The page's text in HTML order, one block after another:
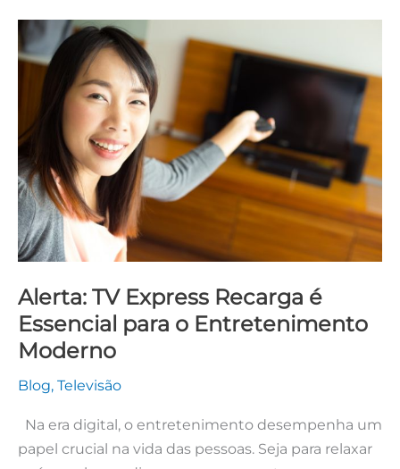
Alerta: TV Express Recarga é
Essencial para o Entretenimento
Moderno
Blog, Televisão
Na era digital, o entretenimento desempenha um
papel crucial na vida das pessoas. Seja para relaxar
Alerta:
TV
Express
Recarga
é
Essencial
para
o
Entretenimento
Moderno